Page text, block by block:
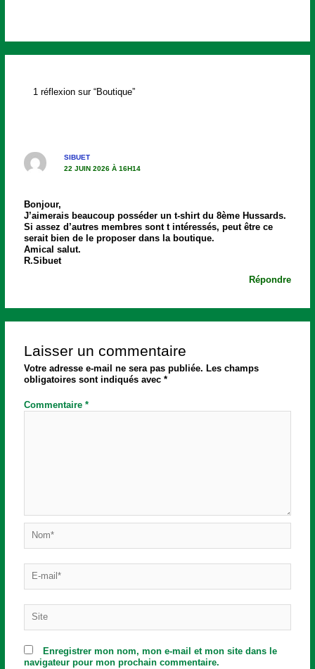
1 réflexion sur “Boutique”
SIBUET
22 JUIN 2026 À 16H14
Bonjour,
J’aimerais beaucoup posséder un t-shirt du 8ème Hussards.
Si assez d’autres membres sont t intéressés, peut être ce
serait bien de le proposer dans la boutique.
Amical salut.
R.Sibuet
Répondre
Laisser un commentaire
Votre adresse e-mail ne sera pas publiée. Les champs
obligatoires sont indiqués avec*
Commentaire*
Nom*
E-
mail*
Site
Enregistrer mon nom, mon e-mail et mon site dans le
navigateur pour mon prochain commentaire.